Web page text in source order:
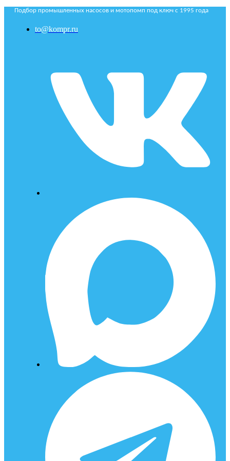
Подбор промышленных насосов и мотопомп под ключ с 1995 года
to@kompr.ru